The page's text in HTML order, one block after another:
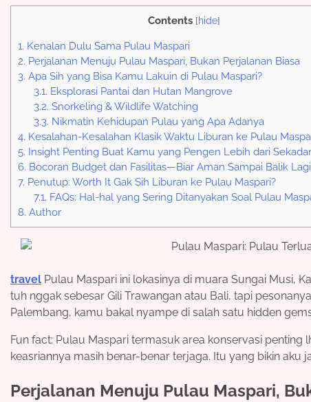
Contents [hide]
1. Kenalan Dulu Sama Pulau Maspari
2. Perjalanan Menuju Pulau Maspari, Bukan Perjalanan Biasa
3. Apa Sih yang Bisa Kamu Lakuin di Pulau Maspari?
3.1. Eksplorasi Pantai dan Hutan Mangrove
3.2. Snorkeling & Wildlife Watching
3.3. Nikmatin Kehidupan Pulau yang Apa Adanya
4. Kesalahan-Kesalahan Klasik Waktu Liburan ke Pulau
5. Insight Penting Buat Kamu yang Pengen Lebih dari
6. Bocoran Budget dan Fasilitas—Biar Aman Sampai Balik Lagi
7. Penutup: Worth It Gak Sih Liburan ke Pulau Maspari?
7.1. FAQs: Hal-hal yang Sering Ditanyakan Soal Pulau
8. Author
travel Pulau Maspari ini lokasinya di muara Sungai Musi,
tuh nggak sebesar Gili Trawangan atau Bali, tapi
Palembang, kamu bakal nyampe di salah satu hidden
Fun fact: Pulau Maspari termasuk area konservasi
keasriannya masih benar-benar terjaga. Itu yang bikin aku
Perjalanan Menuju Pulau Maspari,